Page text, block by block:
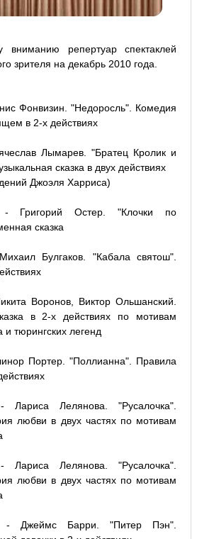
вниманию репертуар спектаклей
зрителя на декабрь 2010 года.
Фонвизин. "Недоросль". Комедия
в 2-х действиях
Лымарев. "Братец Кролик и
сказка в двух действиях
Джоэля Харриса)
Григорий Остер. "Клочки по
сказка
Булгаков. "Кабала святош".
Воронов, Виктор Ольшанский.
в 2-х действиях по мотивам
тюрингских легенд
Портер. "Поллианна". Правила
Лелянова. "Русалочка".
любви в двух частях по мотивам
Лелянова. "Русалочка".
любви в двух частях по мотивам
- Джеймс Барри. "Питер Пэн".